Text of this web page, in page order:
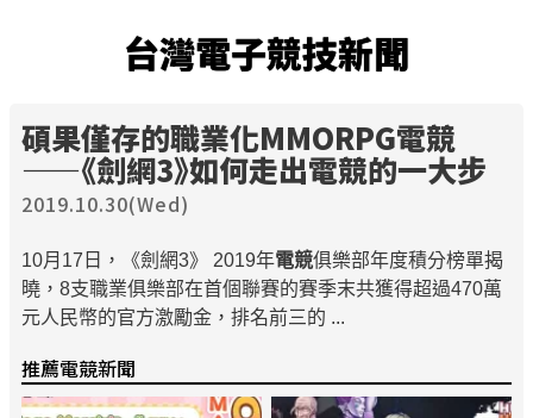
台灣電子競技新聞
碩果僅存的職業化MMORPG電競
——《劍網3》如何走出電競的一大步
2019.10.30(Wed)
10月17日，《劍網3》 2019年電競俱樂部年度積分榜單揭
曉，8支職業俱樂部在首個聯賽的賽季末共獲得超過470萬
元人民幣的官方激勵金，排名前三的 ...
推薦電競新聞